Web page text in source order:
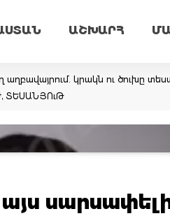
ԱՇԽԱՐՀ
կրակն ու ծուխը
ՏԵՍԱՆՅՈւԹ